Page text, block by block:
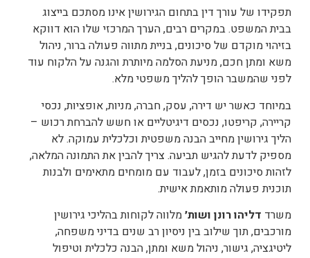
תפקידו של עורך דין בתחום הגירושין אינו מסתכם בייצוג
בבית המשפט. במקרים רבים, הערך המרכזי שלו הוא דווקא
בזיהוי מוקדם של סיכונים, בניית מתווה פעולה ברור, ניהול
משא ומתן חכם, מניעת הסלמה מיותרת והגנה על הלקוח עוד
לפני שהמשבר הופך להליך משפטי מלא.
במיוחד כאשר יש דירה, עסק, חברה, מניות, אופציות, נכסי
קריירה, קריפטו, נכסים דיגיטליים או חשש להברחת רכוש –
הליך גירושין מחייב הבנה משפטית וכלכלית עמוקה. לא
מספיק לדעת להגיש תביעה. צריך להבין את התמונה המלאה,
לזהות סיכונים בזמן, לעבוד עם מומחים מתאימים ולבנות
תוכנית פעולה מותאמת אישית.
משרד דליהו רונן ושות׳מלווה לקוחות בהליכי גירושין
מורכבים, תוך שילוב בין ניסיון רב שנים בדיני משפחה,
ליטיגציה, גישור, ניהול משא ומתן, הבנה כלכלית וטיפול